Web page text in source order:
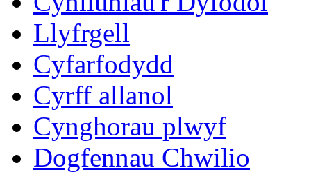
Llyfrgell
Cyfarfodydd
Cyrff allanol
Cynghorau plwyf
Dogfennau Chwilio